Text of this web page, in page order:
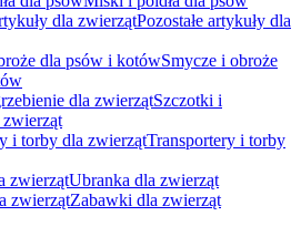
Pozostałe artykuły dla
Smycze i obroże
Szczotki i
zwierząt
Transportery i torby
Ubranka dla zwierząt
Zabawki dla zwierząt